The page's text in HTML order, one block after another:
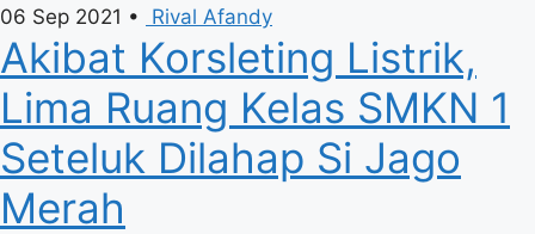
06 Sep 2021 • Rival Afandy
Akibat Korsleting Listrik,
Lima Ruang Kelas SMKN 1
Seteluk Dilahap Si Jago
Merah